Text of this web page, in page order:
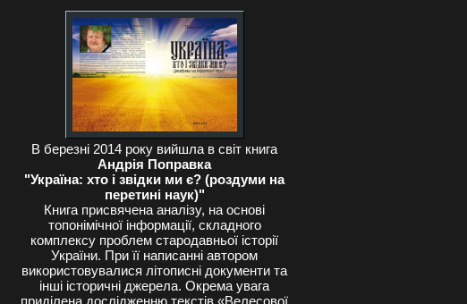
В березні 2014 року вийшла в світ книга
Андрія Поправка
"Україна: хто і звідки ми є? (роздуми на
перетині наук)"
Книга присвячена аналізу, на основі
топонімічної інформації, складного
комплексу проблем стародавньої історії
України. При її написанні автором
використовувалися літописні документи та
інші історичні джерела. Окрема увага